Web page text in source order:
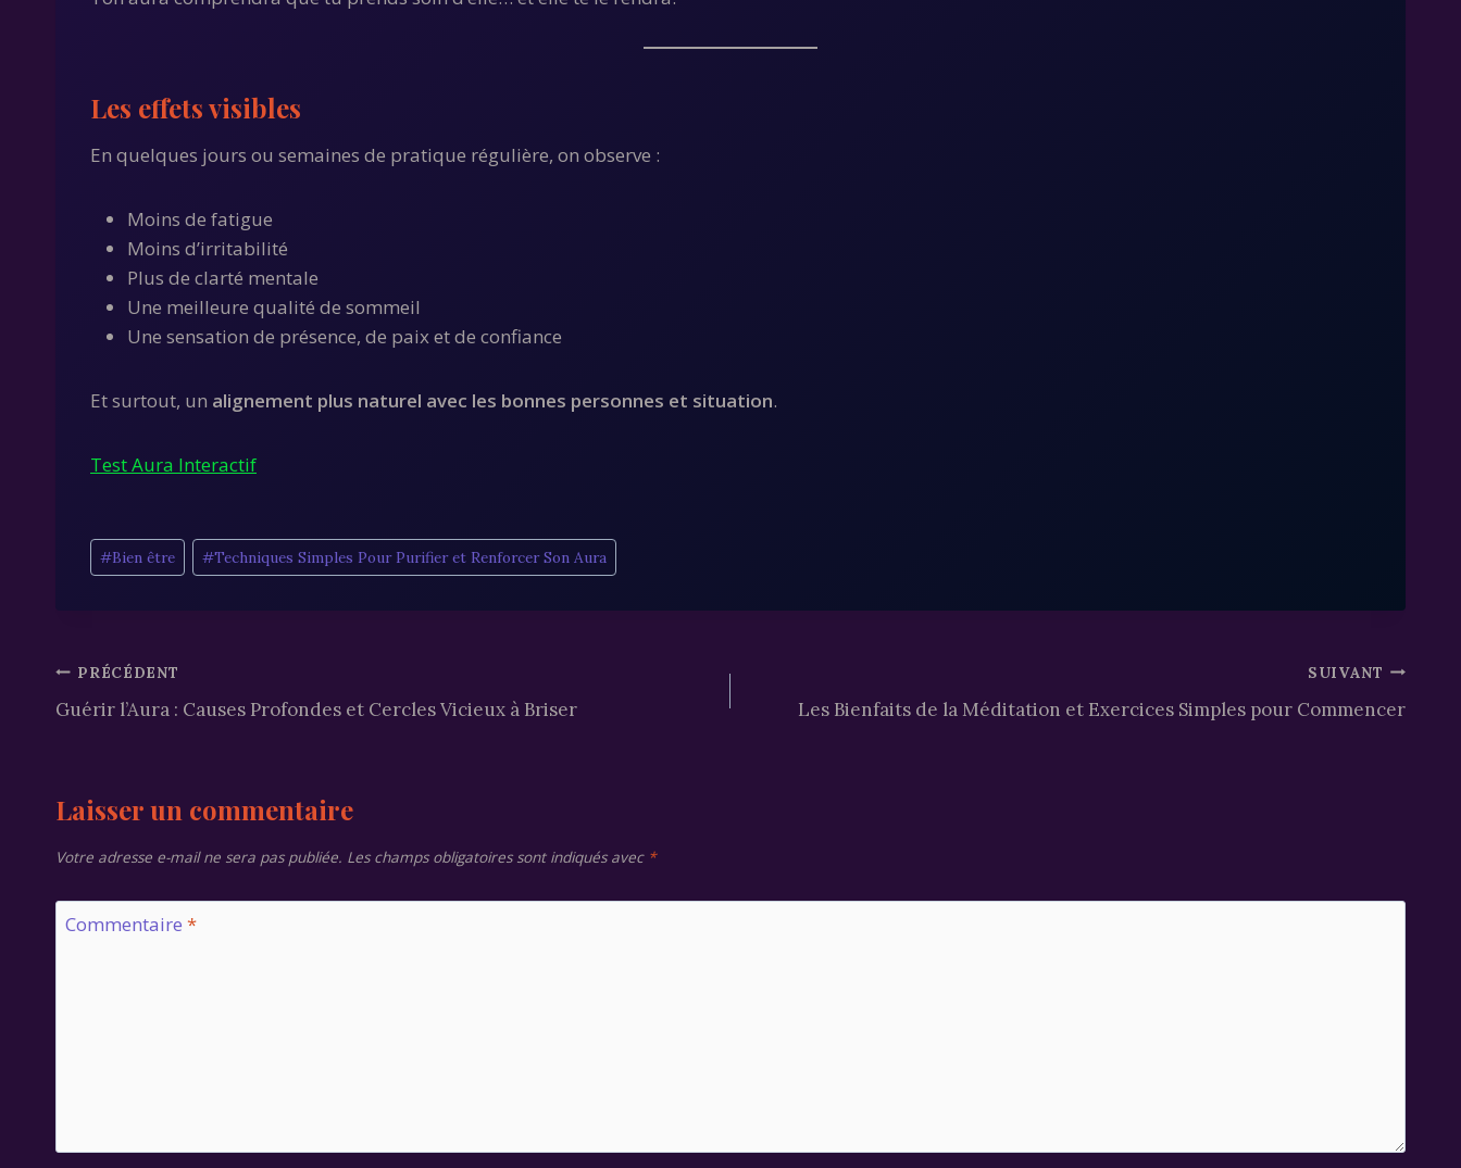
Les effets visibles
En quelques jours ou semaines de pratique régulière, on observe :
Moins de fatigue
Moins d’irritabilité
Plus de clarté mentale
Une meilleure qualité de sommeil
Une sensation de présence, de paix et de confiance
Et surtout, un alignement plus naturel avec les bonnes personnes et situation.
Test Aura Interactif
Étiquettes
de
#Bien être #Techniques Simples Pour Purifier et Renforcer Son Aura
Navigation
de
PRÉCÉDENT
Guérir l’Aura : Causes Profondes et Cercles Vicieux à Briser
SUIVANT
Les Bienfaits de la Méditation et Exercices Simples pour Commencer
Laisser un commentaire
Votre adresse e-mail ne sera pas publiée. Les champs obligatoires sont indiqués avec *
Commentaire *